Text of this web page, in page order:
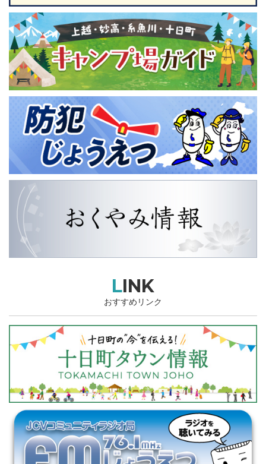
LINK
おすすめリンク